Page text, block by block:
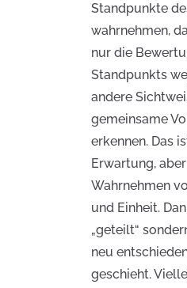
Standpunkte
wahrnehmen,
nur die
Standpunkts
andere
gemeinsame
erkennen. Das
Erwartung,
Wahrnehmen
und Einheit.
„geteilt“
neu
geschieht.